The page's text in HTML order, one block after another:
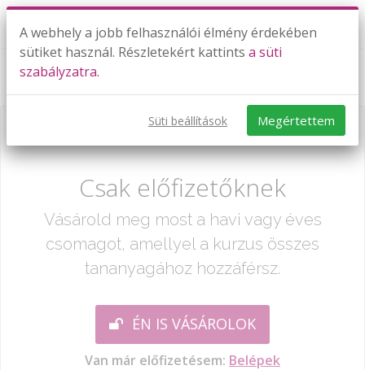
Gömbtükrök - domború tükör
Már csak egy lépés:
Csak előfizetőknek
Vásárold meg most a havi vagy éves
csomagot, amellyel a kurzus összes
tananyagához hozzáférsz.
ÉN IS VÁSÁROLOK
Van már előfizetésem: Belépek
A webhely a jobb felhasználói élmény érdekében
sütiket használ. Részletekért kattints a süti
szabályzatra.
Süti beállítások Megértettem